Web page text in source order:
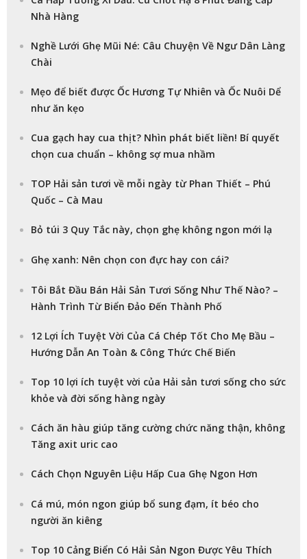
Nhà Hàng
Nghề Lưới Ghẹ Mũi Né: Câu Chuyện Về Ngư Dân Làng
Chài
Mẹo để biết được Ốc Hương Tự Nhiên và Ốc Nuôi Dể
như ăn kẹo
Cua gạch hay cua thịt? Nhìn phát biết liền! Bí quyết
chọn cua chuẩn – không sợ mua nhầm
TOP Hải sản tươi về mỗi ngày từ Phan Thiết – Phú
Quốc – Cà Mau
Bỏ túi 3 Quy Tắc này, chọn ghẹ không ngon mới lạ
Ghẹ xanh: Nên chọn con đực hay con cái?
Tôi Bắt Đầu Bán Hải Sản Tươi Sống Như Thế Nào? –
Hành Trình Từ Biển Đảo Đến Thành Phố
12 Lợi Ích Tuyệt Vời Của Cá Chép Tốt Cho Mẹ Bầu –
Hướng Dẫn An Toàn & Công Thức Chế Biến
Top 10 lợi ích tuyệt vời của Hải sản tươi sống cho sức
khỏe và đời sống hàng ngày
Cách ăn hàu giúp tăng cường chức năng thận, không
Tăng axit uric cao
Cách Chọn Nguyên Liệu Hấp Cua Ghẹ Ngon Hơn
Cá mú, món ngon giúp bổ sung đạm, ít béo cho
người ăn kiêng
Top 10 Cảng Biển Có Hải Sản Ngon Được Yêu Thích